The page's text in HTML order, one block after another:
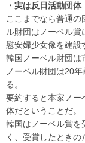
・実は反日活動団体
ここまでなら普通
ル財団はノーベル賞
慰安婦少女像を建設
韓国ノーベル財団は
ノーベル財団は20
る。
要約すると本家ノー
体だということだ。
韓国はノーベル賞を
く、受賞したとき